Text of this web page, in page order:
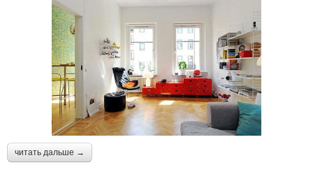
читать дальше →